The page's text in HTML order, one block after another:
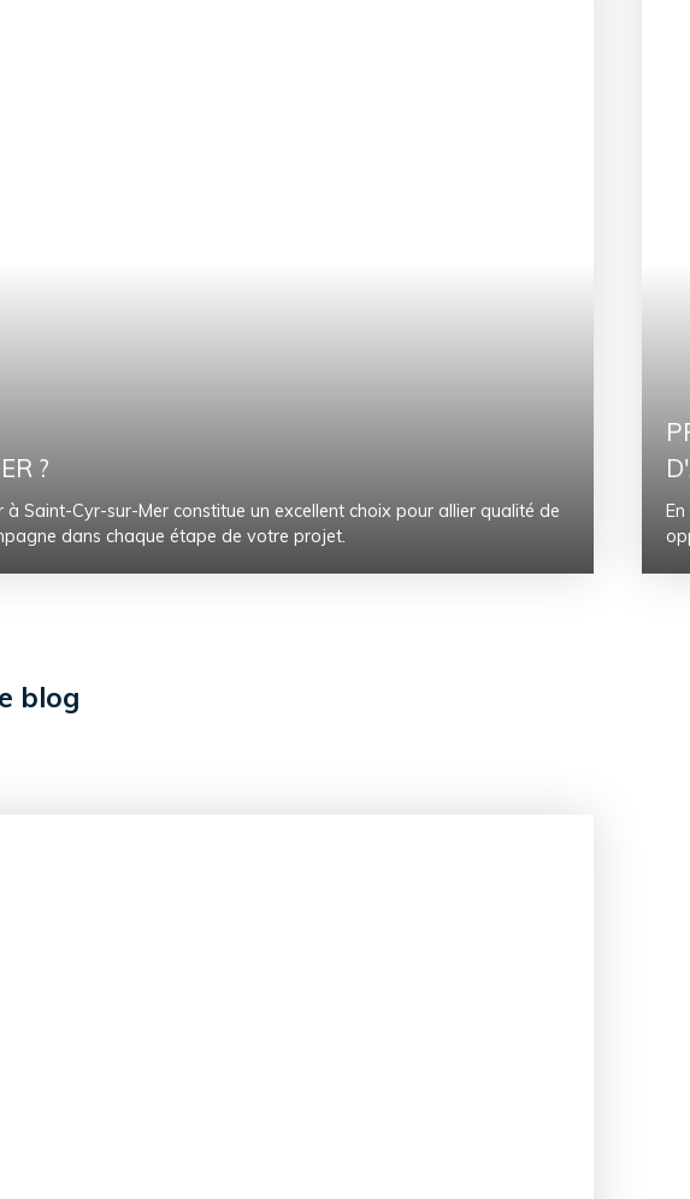
?
Saint-Cyr-sur-Mer constitue un excellent choix pour allier qualité de
dans chaque étape de votre projet.
blog